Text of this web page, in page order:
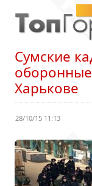
Сумские
Харькове
28/10/15 11:13